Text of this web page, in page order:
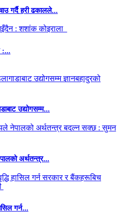
गर्दै हरी ढकालले...
:...
उद्योगसम्म...
अर्थतन्त्र...
गर्न...